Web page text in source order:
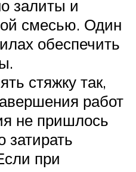
залиты и
смесью. Один
обеспечить
стяжку так,
работ
не пришлось
затирать
при